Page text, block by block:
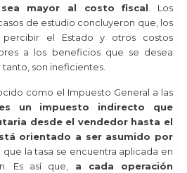
mayor al costo fiscal. Los
de estudio concluyeron que, los
el Estado y otros costos
a los beneficios que se desea
son ineficientes.
como el Impuesto General a las
un impuesto indirecto que
desde el vendedor hasta el
orientado a ser asumido por
que la tasa se encuentra aplicada en
Es así que, a cada operación